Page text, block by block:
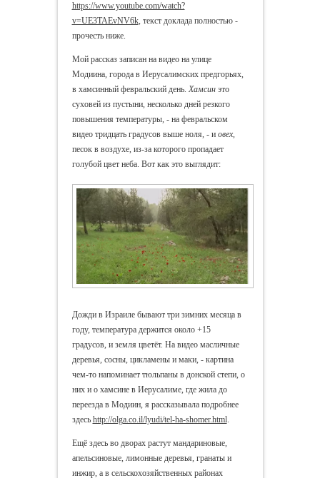
https://www.youtube.com/watch?
v=UE3TAEvNV6k, текст доклада полностью -
прочесть ниже.
Мой рассказ записан на видео на улице
Модиина, города в Иерусалимских предгорьях,
в хамсинный февральский день.Хамсинэто
суховей из пустыни, несколько дней резкого
повышения температуры, - на февральском
видео тридцать градусов выше ноля, - и овех,
песок в воздухе, из-за которого пропадает
голубой цвет неба. Вот как это выглядит:
Дожди в Израиле бывают три зимних месяца в
году, температура держится около +15
градусов, и земля цветёт. На видео масличные
деревья, сосны, цикламены и маки, - картина
чем-то напоминает тюльпаны в донской степи, о
них и о хамсине в Иерусалиме, где жила до
переезда в Модиин, я рассказывала подробнее
здесь http://olga.co.il/lyudi/tel-ha-shomer.html.
Ещё здесь во дворах растут мандариновые,
апельсиновые, лимонные деревья, гранаты и
инжир, а в сельскохозяйственных районах